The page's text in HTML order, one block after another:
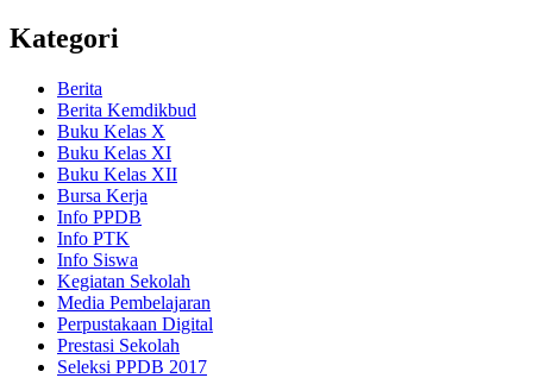
Kategori
Berita
Berita Kemdikbud
Buku Kelas X
Buku Kelas XI
Buku Kelas XII
Bursa Kerja
Info PPDB
Info PTK
Info Siswa
Kegiatan Sekolah
Media Pembelajaran
Perpustakaan Digital
Prestasi Sekolah
Seleksi PPDB 2017